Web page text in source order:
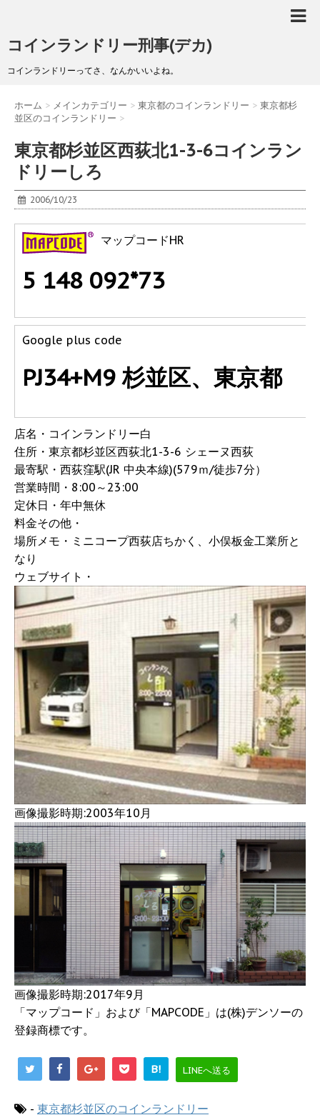
コインランドリー刑事(デカ)
コインランドリーってさ、なんかいいよね。
ホーム > メインカテゴリー > 東京都のコインランドリー > 東京都杉
並区のコインランドリー >
東京都杉並区西荻北1-3-6コインラン
ドリーしろ
2006/10/23
マップコードHR
5 148 092*73
Google plus code
PJ34+M9 杉並区、東京都
店名・コインランドリー白
住所・東京都杉並区西荻北1-3-6 シェーヌ西荻
最寄駅・西荻窪駅(JR 中央本線)(579ｍ/徒歩7分）
営業時間・8:00～23:00
定休日・年中無休
料金その他・
場所メモ・ミニコープ西荻店ちかく、小俣板金工業所と
なり
ウェブサイト・
画像撮影時期:2003年10月
画像撮影時期:2017年9月
「マップコード」および「MAPCODE」は(株)デンソーの
登録商標です。
B! LINEへ送る
- 東京都杉並区のコインランドリー